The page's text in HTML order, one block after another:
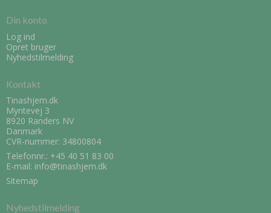
Din konto
Log ind
Opret bruger
Nyhedstilmelding
Kontakt
Tinashjem.dk
Myntevej 3
8920 Randers NV
Danmark
CVR-nummer: 34800804
Telefonnr.: +45 40 51 83 00
E-mail: info@tinashjem.dk
Sitemap
Nyhedstilmelding